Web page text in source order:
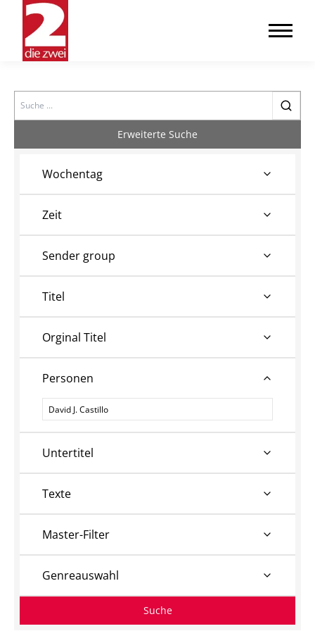
Search
Erweiterte Suche
Wochentag
Zeit
Sender group
Titel
Orginal Titel
Personen
Personen
Untertitel
Texte
Master-Filter
Genreauswahl
Suche